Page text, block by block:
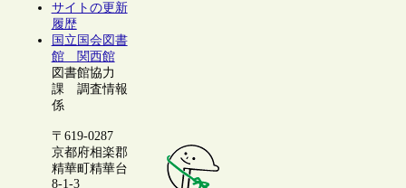
サイトの更新
履歴
国立国会図書
館 関西館
図書館協力
課 調査情報
係
〒619-0287
京都府相楽郡
精華町精華台
8-1-3